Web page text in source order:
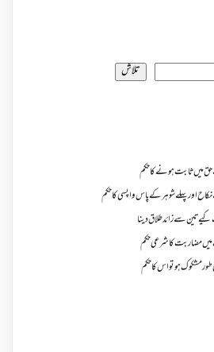
تلاش
میں ثابت ہونے کا حکم
اور پہلے شوہر کے پاس واپسی کا حکم
تین سے زائد طلاق دینا
میں مضاربت کا شرعی حکم
طور مشکوک ہو تو اس کا حکم